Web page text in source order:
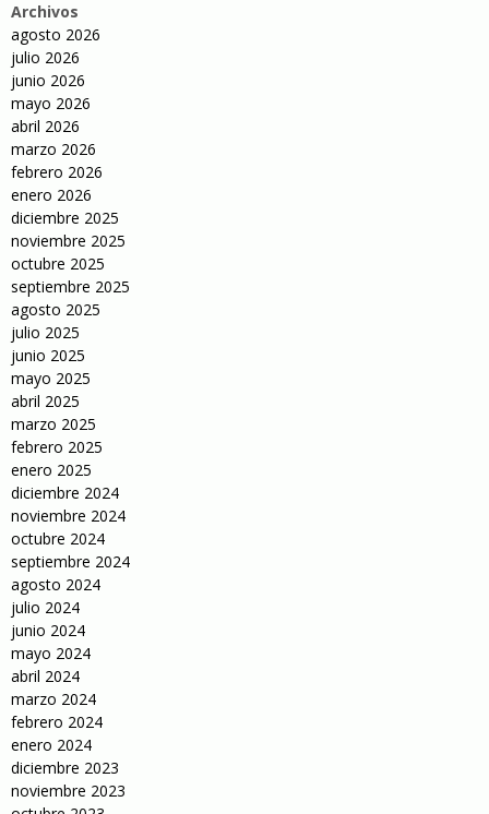
Archivos
agosto 2026
julio 2026
junio 2026
mayo 2026
abril 2026
marzo 2026
febrero 2026
enero 2026
diciembre 2025
noviembre 2025
octubre 2025
septiembre 2025
agosto 2025
julio 2025
junio 2025
mayo 2025
abril 2025
marzo 2025
febrero 2025
enero 2025
diciembre 2024
noviembre 2024
octubre 2024
septiembre 2024
agosto 2024
julio 2024
junio 2024
mayo 2024
abril 2024
marzo 2024
febrero 2024
enero 2024
diciembre 2023
noviembre 2023